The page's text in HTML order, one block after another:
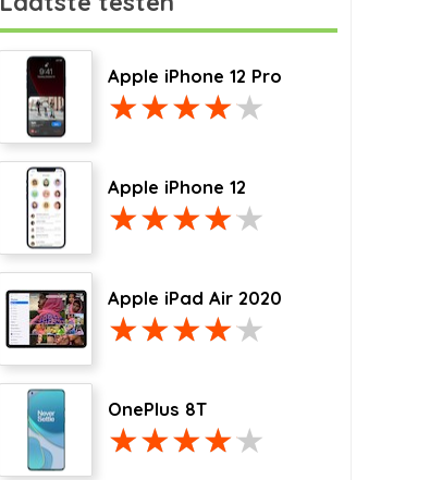
Apple iPhone 12 Pro
Apple iPhone 12
Apple iPad Air 2020
OnePlus 8T